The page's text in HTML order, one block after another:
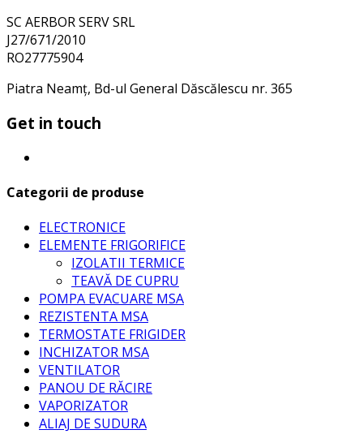
SC AERBOR SERV SRL
J27/671/2010
RO27775904
Piatra Neamț, Bd-ul General Dăscălescu nr. 365
Get in touch
Categorii de produse
ELECTRONICE
ELEMENTE FRIGORIFICE
IZOLATII TERMICE
TEAVĂ DE CUPRU
POMPA EVACUARE MSA
REZISTENTA MSA
TERMOSTATE FRIGIDER
INCHIZATOR MSA
VENTILATOR
PANOU DE RĂCIRE
VAPORIZATOR
ALIAJ DE SUDURA